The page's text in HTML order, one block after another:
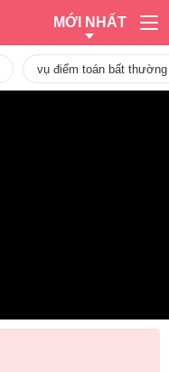
MỚI NHẤT
vụ điểm toán bất